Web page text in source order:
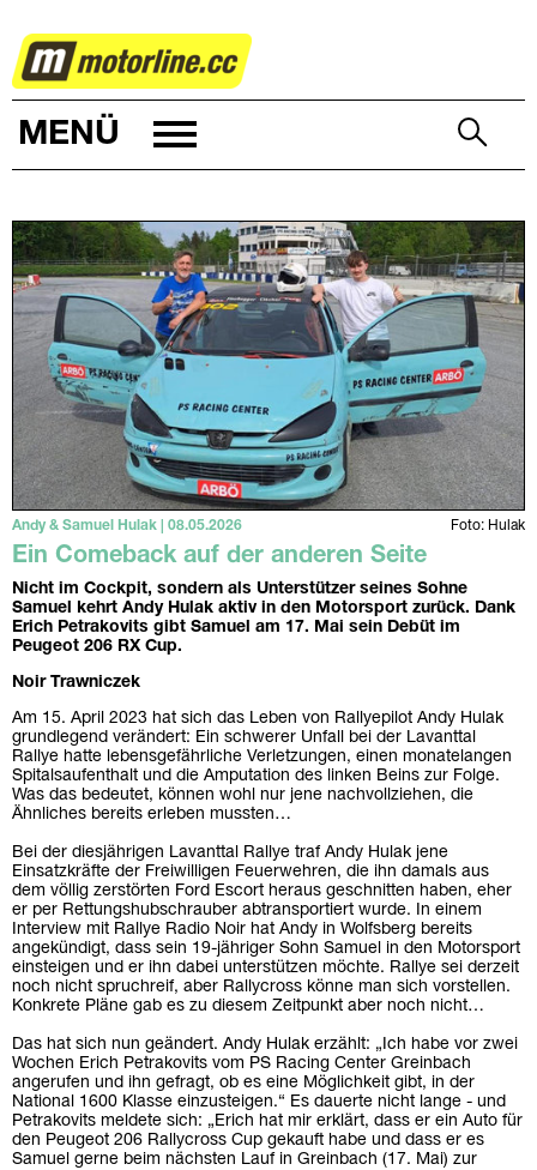
RALLYE
MENÜ
Foto: Hulak
Andy & Samuel Hulak | 08.05.2026
Ein Comeback auf der anderen Seite
Nicht im Cockpit, sondern als Unterstützer seines Sohne
Samuel kehrt Andy Hulak aktiv in den Motorsport zurück. Dank
Erich Petrakovits gibt Samuel am 17. Mai sein Debüt im
Peugeot 206 RX Cup.
Noir Trawniczek
Am 15. April 2023 hat sich das Leben von Rallyepilot Andy Hulak
grundlegend verändert: Ein schwerer Unfall bei der Lavanttal
Rallye hatte lebensgefährliche Verletzungen, einen monatelangen
Spitalsaufenthalt und die Amputation des linken Beins zur Folge.
Was das bedeutet, können wohl nur jene nachvollziehen, die
Ähnliches bereits erleben mussten…
Bei der diesjährigen Lavanttal Rallye traf Andy Hulak jene
Einsatzkräfte der Freiwilligen Feuerwehren, die ihn damals aus
dem völlig zerstörten Ford Escort heraus geschnitten haben, eher
er per Rettungshubschrauber abtransportiert wurde. In einem
Interview mit Rallye Radio Noir hat Andy in Wolfsberg bereits
angekündigt, dass sein 19-jähriger Sohn Samuel in den Motorsport
einsteigen und er ihn dabei unterstützen möchte. Rallye sei derzeit
noch nicht spruchreif, aber Rallycross könne man sich vorstellen.
Konkrete Pläne gab es zu diesem Zeitpunkt aber noch nicht…
Das hat sich nun geändert. Andy Hulak erzählt: „Ich habe vor zwei
Wochen Erich Petrakovits vom PS Racing Center Greinbach
angerufen und ihn gefragt, ob es eine Möglichkeit gibt, in der
National 1600 Klasse einzusteigen.“ Es dauerte nicht lange - und
Petrakovits meldete sich: „Erich hat mir erklärt, dass er ein Auto für
den Peugeot 206 Rallycross Cup gekauft habe und dass er es
Samuel gerne beim nächsten Lauf in Greinbach (17. Mai) zur